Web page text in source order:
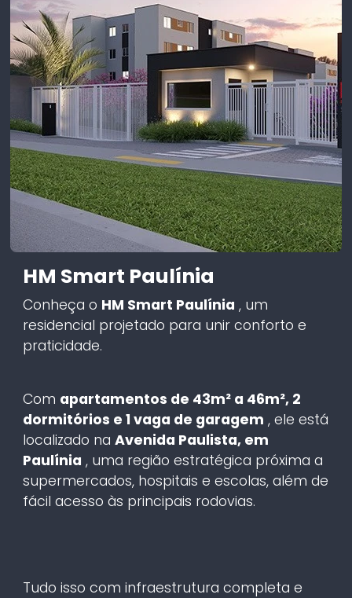
HM Smart Paulínia
Conheça o HM Smart Paulínia , um
residencial projetado para unir conforto e
praticidade.
Com apartamentos de 43m² a 46m², 2
dormitórios e 1 vaga de garagem , ele está
localizado na Avenida Paulista, em
Paulínia , uma região estratégica próxima a
supermercados, hospitais e escolas, além de
fácil acesso às principais rodovias.
Tudo isso com infraestrutura completa e